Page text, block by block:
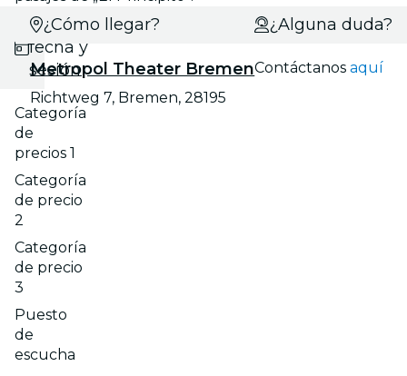
Selecciona
fecha y
sesión
Categoría
de
precios 1
Categoría
de precio
2
Categoría
de precio
3
Puesto
de
escucha
¿Cómo llegar?
Metropol Theater Bremen
Richtweg 7, Bremen, 28195
¿Alguna duda?
Contáctanosaquí